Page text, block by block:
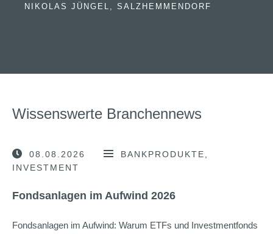
NIKOLAS JÜNGEL, SALZHEMMENDORF
Wissenswerte Branchennews
08.08.2026
BANKPRODUKTE
INVESTMENT
Fondsanlagen im Aufwind 2026
Fondsanlagen im Aufwind: Warum ETFs und Investmentfonds